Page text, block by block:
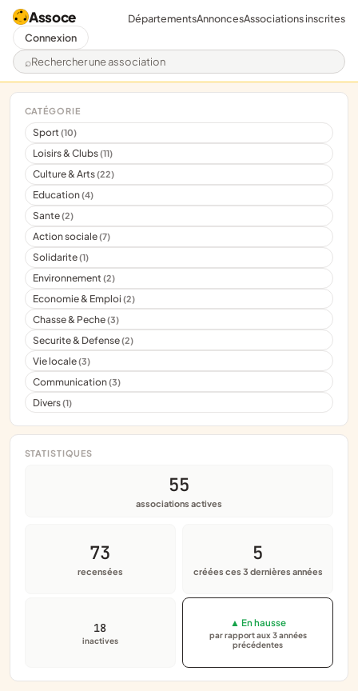
Assoce
Rechercher une association
DépartementsAnnoncesAssociations inscrites
Connexion
CATÉGORIE
Sport(10)
Loisirs & Clubs(11)
Culture & Arts(22)
Education(4)
Sante(2)
Action sociale(7)
Solidarite(1)
Environnement(2)
Economie & Emploi(2)
Chasse & Peche(3)
Securite & Defense(2)
Vie locale(3)
Communication(3)
Divers(1)
STATISTIQUES
55
associations actives
73
recensées
5
créées ces 3 dernières années
18
inactives
▲ En hausse
par rapport aux 3 années
précédentes